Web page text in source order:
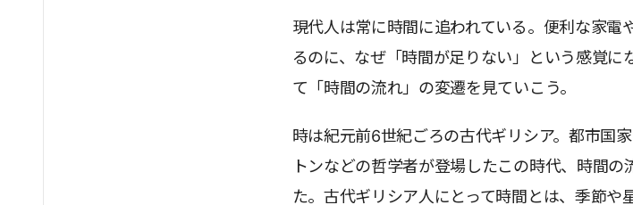
現代人は常に時間に追われている。便利な家電
るのに、なぜ「時間が足りない」という感覚に
て「時間の流れ」の変遷を見ていこう。
時は紀元前6世紀ごろの古代ギリシア。都市国
トンなどの哲学者が登場したこの時代、時間の
た。古代ギリシア人にとって時間とは、季節や